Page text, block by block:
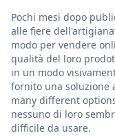
Pochi mesi dopo
alle fiere
modo per vendere
qualità del loro
in un modo
fornito una soluzione
many different
nessuno di loro
difficile da usare.